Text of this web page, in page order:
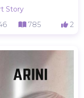
Story
785 2